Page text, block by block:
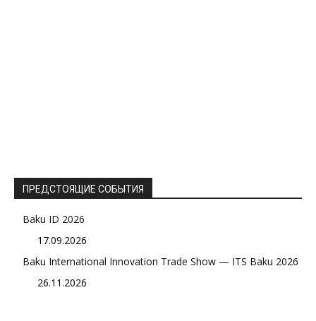
ПРЕДСТОЯЩИЕ СОБЫТИЯ
Baku ID 2026
17.09.2026
Baku International Innovation Trade Show — ITS Baku 2026
26.11.2026